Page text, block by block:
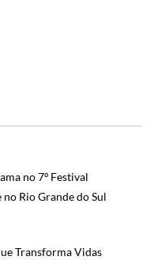
no 7º Festival
Rio Grande do Sul
Transforma Vidas